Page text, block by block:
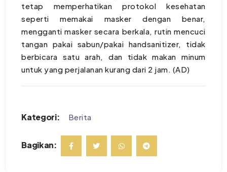
tetap memperhatikan protokol kesehatan
seperti memakai masker dengan benar,
mengganti masker secara berkala, rutin mencuci
tangan pakai sabun/pakai handsanitizer, tidak
berbicara satu arah, dan tidak makan minum
untuk yang perjalanan kurang dari 2 jam. (AD)
Kategori: Berita
Bagikan: